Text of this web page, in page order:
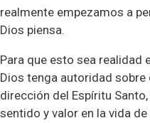
realmente empezamos a
Dios piensa.
Para que esto sea realidad
Dios tenga autoridad sobre
dirección del Espíritu
sentido y valor en la vida